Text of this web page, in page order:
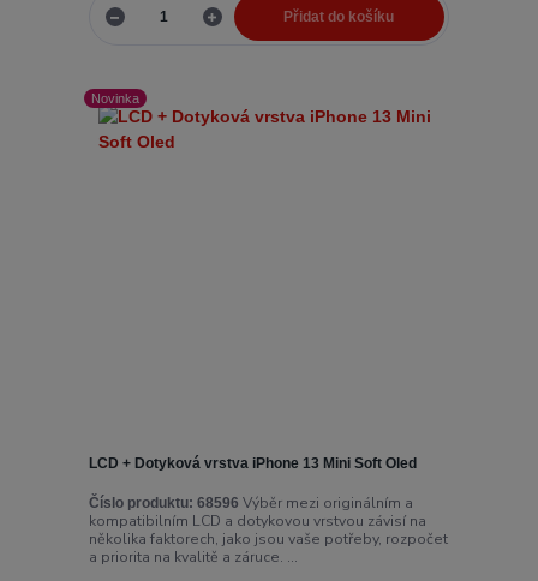
Přidat do košíku
Novinka
LCD + Dotyková vrstva iPhone 13 Mini Soft Oled
Číslo produktu: 68596 Výběr mezi originálním a
kompatibilním LCD a dotykovou vrstvou závisí na
několika faktorech, jako jsou vaše potřeby, rozpočet
a priorita na kvalitě a záruce. ...